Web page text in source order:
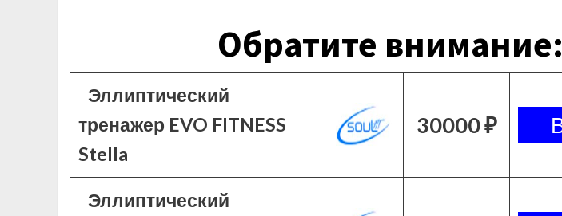
Обратите внимание:
Эллиптический
тренажер EVO FITNESS
Stella
30000 ₽
Эллиптический